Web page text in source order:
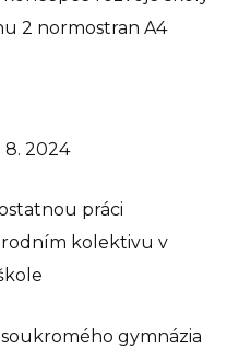
2 normostran A4
8. 2024
práci
kolektivu v
gymnázia